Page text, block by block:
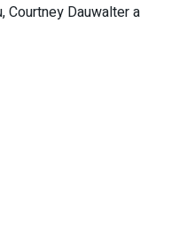
Courtney Dauwalter a